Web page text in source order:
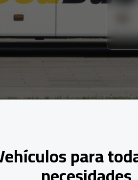
para